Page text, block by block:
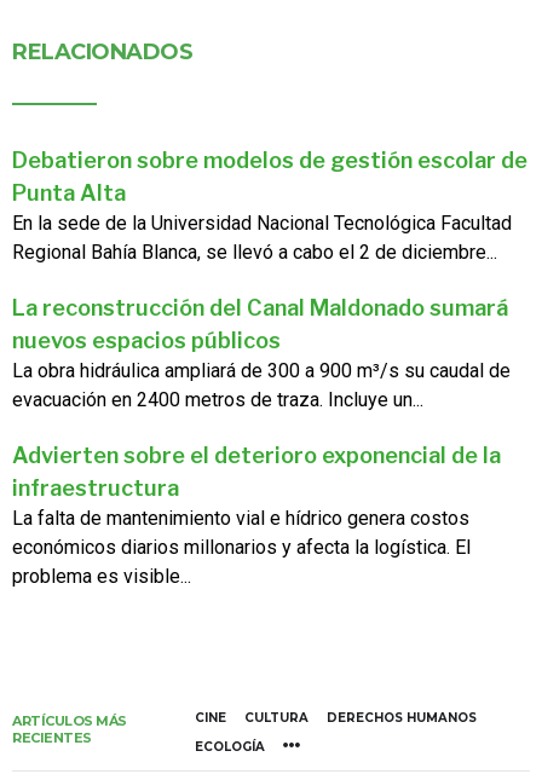
RELACIONADOS
Debatieron sobre modelos de gestión escolar de
Punta Alta
En la sede de la Universidad Nacional Tecnológica Facultad
Regional Bahía Blanca, se llevó a cabo el 2 de diciembre...
La reconstrucción del Canal Maldonado sumará
nuevos espacios públicos
La obra hidráulica ampliará de 300 a 900 m³/s su caudal de
evacuación en 2400 metros de traza. Incluye un...
Advierten sobre el deterioro exponencial de la
infraestructura
La falta de mantenimiento vial e hídrico genera costos
económicos diarios millonarios y afecta la logística. El
problema es visible...
ARTÍCULOS MÁS
RECIENTES
CINE CULTURA
DERECHOS HUMANOS
ECOLOGÍA